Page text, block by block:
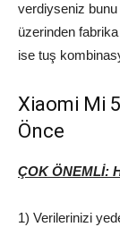
verdiyseniz
üzerinden
ise tuş
Xiaomi Mi
Önce
ÇOK ÖNEMLİ:
1) Verilerinizi